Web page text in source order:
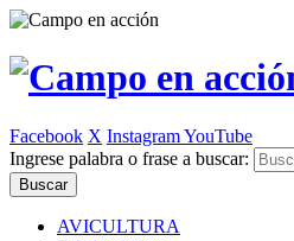
Facebook X InstagramYouTube
Ingrese palabra o frase a buscar:
AVICULTURA